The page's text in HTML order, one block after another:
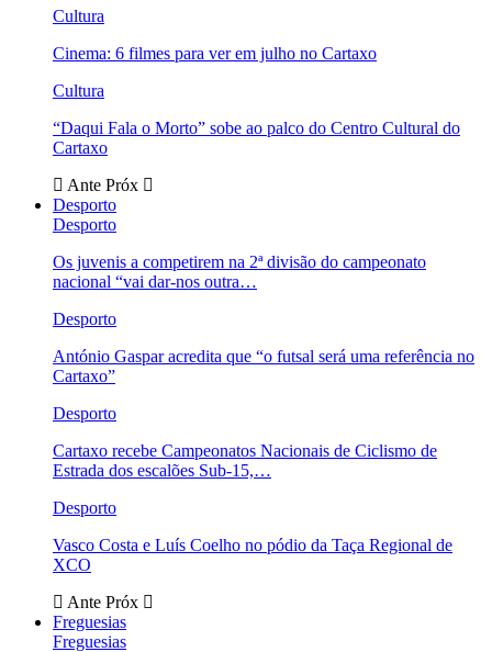
Cultura
Cinema: 6 filmes para ver em julho no Cartaxo
Cultura
“Daqui Fala o Morto” sobe ao palco do Centro Cultural do
Cartaxo
Ante Próx
Desporto
Desporto
Os juvenis a competirem na 2ª divisão do campeonato
nacional “vai dar-nos outra…
Desporto
António Gaspar acredita que “o futsal será uma referência no
Cartaxo”
Desporto
Cartaxo recebe Campeonatos Nacionais de Ciclismo de
Estrada dos escalões Sub-15,…
Desporto
Vasco Costa e Luís Coelho no pódio da Taça Regional de
XCO
Ante Próx
Freguesias
Freguesias